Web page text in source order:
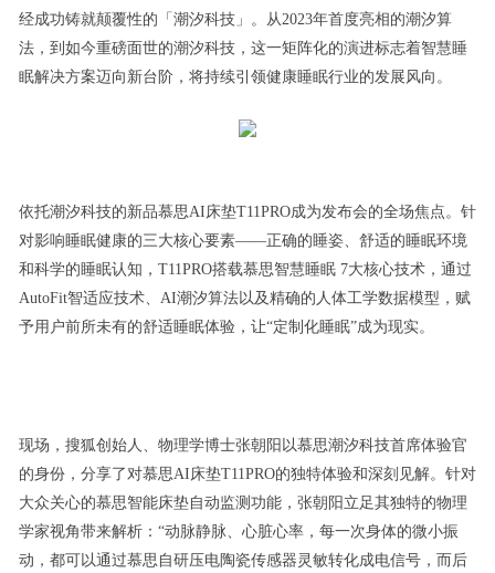
经成功铸就颠覆性的「潮汐科技」。从2023年首度亮相的潮汐算
法，到如今重磅面世的潮汐科技，这一矩阵化的演进标志着智慧睡
眠解决方案迈向新台阶，将持续引领健康睡眠行业的发展风向。
依托潮汐科技的新品慕思AI床垫T11PRO成为发布会的全场焦点。针
对影响睡眠健康的三大核心要素——正确的睡姿、舒适的睡眠环境
和科学的睡眠认知，T11PRO搭载慕思智慧睡眠 7大核心技术，通过
AutoFit智适应技术、AI潮汐算法以及精确的人体工学数据模型，赋
予用户前所未有的舒适睡眠体验，让“定制化睡眠”成为现实。
现场，搜狐创始人、物理学博士张朝阳以慕思潮汐科技首席体验官
的身份，分享了对慕思AI床垫T11PRO的独特体验和深刻见解。针对
大众关心的慕思智能床垫自动监测功能，张朝阳立足其独特的物理
学家视角带来解析：“动脉静脉、心脏心率，每一次身体的微小振
动，都可以通过慕思自研压电陶瓷传感器灵敏转化成电信号，而后